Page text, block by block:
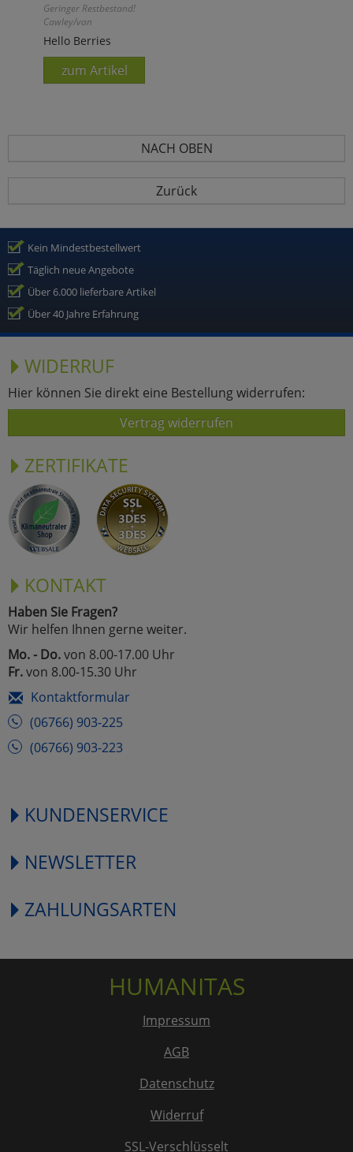
Geringer Restbestand!
Cawley/van
Deelen/Schäper:
Hello Berries
zum Artikel
NACH OBEN
Zurück
Kein Mindestbestellwert
Täglich neue Angebote
Über 6.000 lieferbare Artikel
Über 40 Jahre Erfahrung
WIDERRUF
Hier können Sie direkt eine Bestellung widerrufen:
Vertrag widerrufen
ZERTIFIKATE
KONTAKT
Haben Sie Fragen?
Wir helfen Ihnen gerne weiter.
Mo. - Do.von 8.00-17.00 Uhr
Fr.von 8.00-15.30 Uhr
Kontaktformular
(06766) 903-225
(06766) 903-223
KUNDENSERVICE
NEWSLETTER
ZAHLUNGSARTEN
HUMANITAS
Impressum
AGB
Datenschutz
Widerruf
SSL-Verschlüsselt